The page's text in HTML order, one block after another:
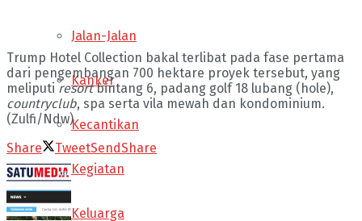
Jalan-Jalan
Kanker
Kecantikan
Kegiatan
Keluarga
Trump Hotel Collection bakal terlibat pada fase pertama
dari pengembangan 700 hektare proyek tersebut, yang
meliputi resortbintang 6, padang golf 18 lubang (hole),
countryclub, spa serta vila mewah dan kondominium.
(Zulfi/Ndw)
Share
TweetSendShare